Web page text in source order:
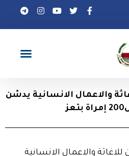
سلمان للاغاثة والاعمال الانسانية يدشن
والاعمال الانسانية يدشن
والاعمال الانسانية